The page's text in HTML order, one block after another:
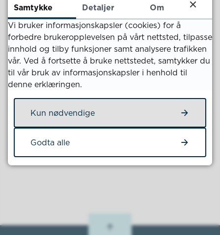
Servicekontoret
E-post
post@kvinesdal.kommune.no
Telefon
38 35 77 00
Åpningstider:
Mandag til fredag kl. 08.00 - 15.00
Fant du det du lette etter?
Samtykke Detaljer
Om
Vi bruker informasjonskapsler (cookies) for å
forbedre brukeropplevelsen på vårt nettsted, tilpasse
innhold og tilby funksjoner samt analysere trafikken
vår. Ved å fortsette å bruke nettstedet, samtykker du
til vår bruk av informasjonskapsler i henhold til
denne erklæringen.
Kun nødvendige
Godta alle